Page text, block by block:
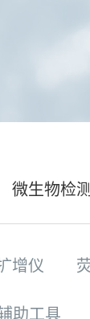
微生物检测
增仪
助工具